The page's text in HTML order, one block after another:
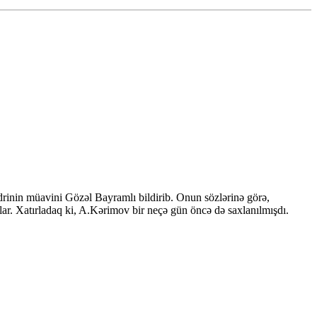
müavini Gözəl Bayramlı bildirib. Onun sözlərinə görə,
Xatırladaq ki, A.Kərimov bir neçə gün öncə də saxlanılmışdı.